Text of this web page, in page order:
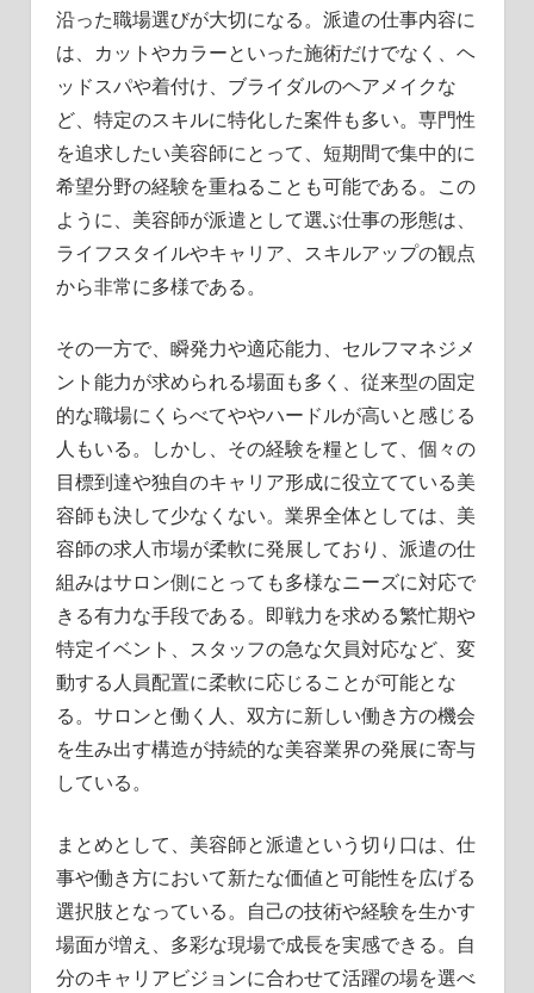
沿った職場選びが大切になる。派遣の仕事内容に
は、カットやカラーといった施術だけでなく、ヘ
ッドスパや着付け、ブライダルのヘアメイクな
ど、特定のスキルに特化した案件も多い。専門性
を追求したい美容師にとって、短期間で集中的に
希望分野の経験を重ねることも可能である。この
ように、美容師が派遣として選ぶ仕事の形態は、
ライフスタイルやキャリア、スキルアップの観点
から非常に多様である。
その一方で、瞬発力や適応能力、セルフマネジメ
ント能力が求められる場面も多く、従来型の固定
的な職場にくらべてややハードルが高いと感じる
人もいる。しかし、その経験を糧として、個々の
目標到達や独自のキャリア形成に役立てている美
容師も決して少なくない。業界全体としては、美
容師の求人市場が柔軟に発展しており、派遣の仕
組みはサロン側にとっても多様なニーズに対応で
きる有力な手段である。即戦力を求める繁忙期や
特定イベント、スタッフの急な欠員対応など、変
動する人員配置に柔軟に応じることが可能とな
る。サロンと働く人、双方に新しい働き方の機会
を生み出す構造が持続的な美容業界の発展に寄与
している。
まとめとして、美容師と派遣という切り口は、仕
事や働き方において新たな価値と可能性を広げる
選択肢となっている。自己の技術や経験を生かす
場面が増え、多彩な現場で成長を実感できる。自
分のキャリアビジョンに合わせて活躍の場を選べ